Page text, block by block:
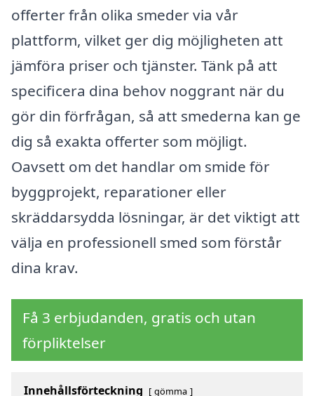
offerter från olika smeder via vår
plattform, vilket ger dig möjligheten att
jämföra priser och tjänster. Tänk på att
specificera dina behov noggrant när du
gör din förfrågan, så att smederna kan ge
dig så exakta offerter som möjligt.
Oavsett om det handlar om smide för
byggprojekt, reparationer eller
skräddarsydda lösningar, är det viktigt att
välja en professionell smed som förstår
dina krav.
Få 3 erbjudanden, gratis och utan
förpliktelser
Innehållsförteckning gömma